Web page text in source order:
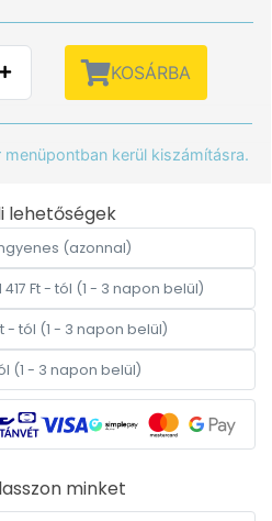
KOSÁRBA
kerül kiszámításra.
lehetőségek
(azonnal)
Ft - tól (1 - 3 napon belül)
- tól (1 - 3 napon belül)
(1 - 3 napon belül)
minket